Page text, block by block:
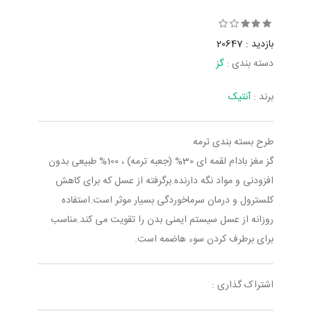
بازدید : 20647
دسته بندی :گز
برند :آنتیک
طرح بسته بندی ترمه
گز مغز بادام لقمه ای 30% (جعبه ترمه) ، 100% طبیعی بدون
افزودنی و مواد نگه دارنده.برگرفته از عسل که برای کاهش
کلسترول و درمان سرماخوردگی بسیار موثر است.استفاده
روزانه از عسل سیستم ایمنی بدن را تقویت می کند.مناسب
برای برطرف کردن سوء هاضمه است.
اشتراک گذاری :